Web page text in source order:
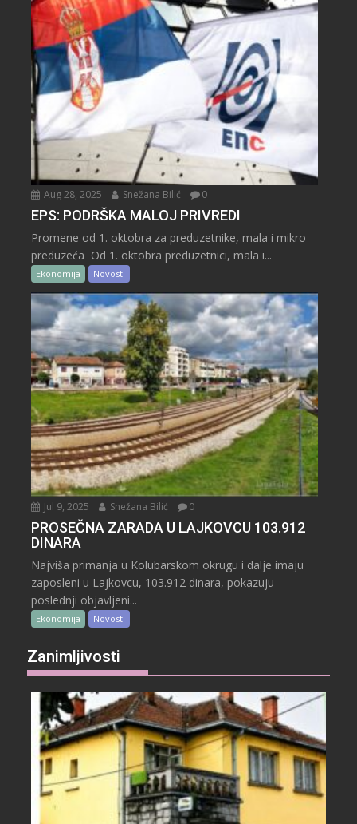
Aug 28, 2025 Snežana Bilić 0
EPS: PODRŠKA MALOJ PRIVREDI
Promene od 1. oktobra za preduzetnike, mala i mikro
preduzeća Od 1. oktobra preduzetnici, mala i...
Ekonomija Novosti
Jul 9, 2025 Snežana Bilić 0
PROSEČNA ZARADA U LAJKOVCU 103.912
DINARA
Najviša primanja u Kolubarskom okrugu i dalje imaju
zaposleni u Lajkovcu, 103.912 dinara, pokazuju
poslednji objavljeni...
Ekonomija Novosti
Zanimljivosti